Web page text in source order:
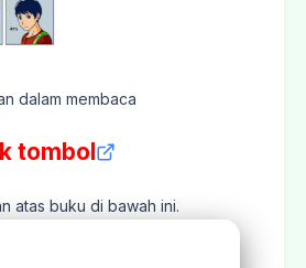
dalam membaca
tombol
atas buku di bawah ini.